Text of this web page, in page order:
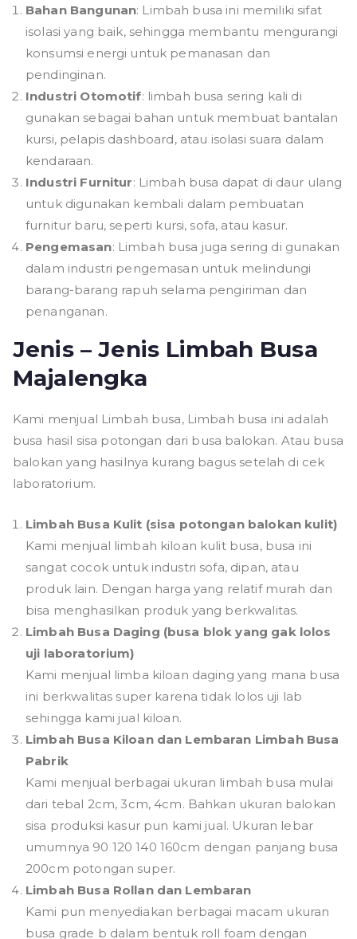
Bahan Bangunan: Limbah busa ini memiliki sifat
isolasi yang baik, sehingga membantu mengurangi
konsumsi energi untuk pemanasan dan
pendinginan.
Industri Otomotif: limbah busa sering kali di
gunakan sebagai bahan untuk membuat bantalan
kursi, pelapis dashboard, atau isolasi suara dalam
kendaraan.
Industri Furnitur: Limbah busa dapat di daur ulang
untuk digunakan kembali dalam pembuatan
furnitur baru, seperti kursi, sofa, atau kasur.
Pengemasan: Limbah busa juga sering di gunakan
dalam industri pengemasan untuk melindungi
barang-barang rapuh selama pengiriman dan
penanganan.
Jenis – Jenis Limbah Busa
Majalengka
Kami menjual Limbah busa, Limbah busa ini adalah
busa hasil sisa potongan dari busa balokan. Atau busa
balokan yang hasilnya kurang bagus setelah di cek
laboratorium.
Limbah Busa Kulit (sisa potongan balokan kulit)
Kami menjual limbah kiloan kulit busa, busa ini
sangat cocok untuk industri sofa, dipan, atau
produk lain. Dengan harga yang relatif murah dan
bisa menghasilkan produk yang berkwalitas.
Limbah Busa Daging (busa blok yang gak lolos
uji laboratorium)
Kami menjual limba kiloan daging yang mana busa
ini berkwalitas super karena tidak lolos uji lab
sehingga kami jual kiloan.
Limbah Busa Kiloan dan Lembaran Limbah Busa
Pabrik
Kami menjual berbagai ukuran limbah busa mulai
dari tebal 2cm, 3cm, 4cm. Bahkan ukuran balokan
sisa produksi kasur pun kami jual. Ukuran lebar
umumnya 90 120 140 160cm dengan panjang busa
200cm potongan super.
Limbah Busa Rollan dan Lembaran
Kami pun menyediakan berbagai macam ukuran
busa grade b dalam bentuk roll foam dengan